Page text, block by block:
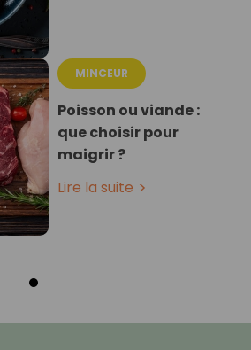
MINCEUR
Poisson ou viande :
que choisir pour
maigrir ?
Lire la suite